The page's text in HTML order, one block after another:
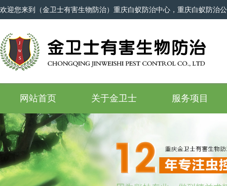
欢迎您来到（金卫士有害生物防治）重庆白蚁防治中心，重庆白蚁防治
网站首页 关于金卫士 服务项目